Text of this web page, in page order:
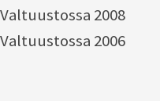
Valtuustossa 2008
Valtuustossa 2006